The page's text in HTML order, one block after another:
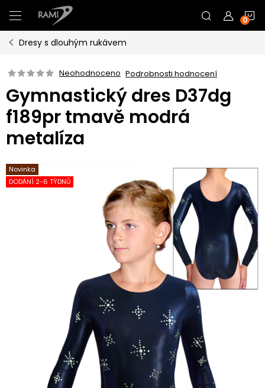
na
obsah
Dresy s dlouhým rukávem
Neohodnoceno Podrobnosti hodnocení
Gymnastický dres D37dg
f189pr tmavě modrá
metalíza
Novinka
DODÁNÍ 2-6 TÝDNŮ